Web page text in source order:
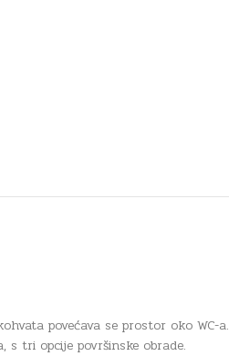
povećava se prostor oko WC-a.
tri opcije površinske obrade.